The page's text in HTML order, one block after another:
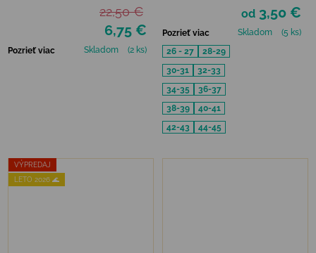
6,75 €
22,50 €
Pozrieť viac Skladom (2 ks)
od 3,50 €
Pozrieť viac Skladom
(5 ks)
26 - 27
28-29
30-31
32-33
34-35
36-37
38-39
40-41
42-43
44-45
VÝPREDAJ
LETO 2026 🌊